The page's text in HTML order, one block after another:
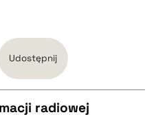
Udostępnij
radiowej